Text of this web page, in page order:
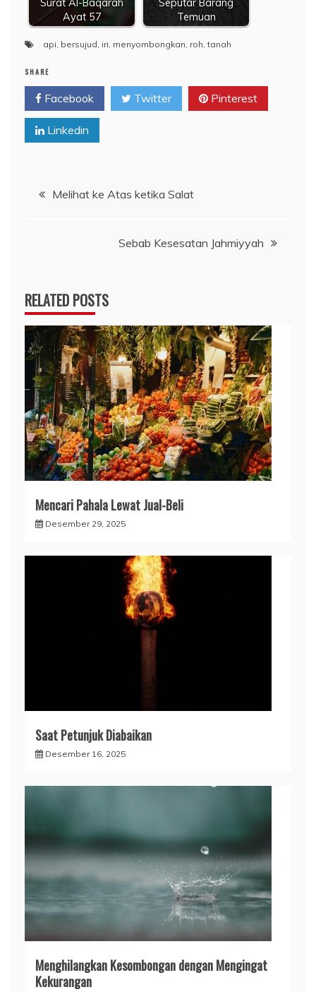
Surat Al-Baqarah
Ayat 57
Seputar Barang
Temuan
api, bersujud, iri, menyombongkan, roh,tanah
SHARE
Facebook Twitter Pinterest
Linkedin
Navigasi
Melihat ke Atas ketika Salat
Sebab Kesesatan Jahmiyyah
RELATED POSTS
Mencari Pahala Lewat Jual-Beli
Desember 29, 2025
Saat Petunjuk Diabaikan
Desember 16, 2025
Menghilangkan Kesombongan dengan Mengingat
Kekurangan